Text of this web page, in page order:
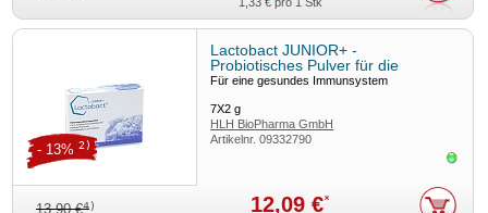
Lactobact JUNIOR+ -
Probiotisches Pulver für die
Darmflora
Für eine gesundes Immunsystem
7X2g
HLH BioPharma GmbH
Artikelnr.09332790
13,90 €4) 12,09 €*
- 13% 2)